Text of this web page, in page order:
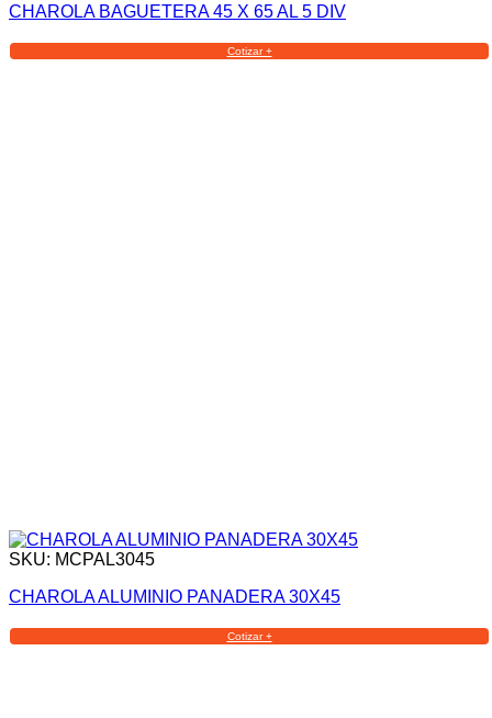
CHAROLA BAGUETERA 45 X 65 AL 5 DIV
Cotizar +
SKU: MCPAL3045
CHAROLA ALUMINIO PANADERA 30X45
Cotizar +